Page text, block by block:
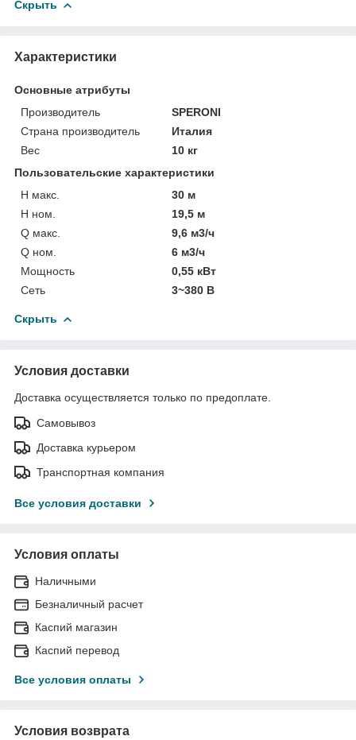
Скрыть
Характеристики
Основные атрибуты
Производитель
SPERONI
Страна производитель
Италия
Вес
10 кг
Пользовательские характеристики
H макс.
30 м
H ном.
19,5 м
Q макс.
9,6 м3/ч
Q ном.
6 м3/ч
Мощность
0,55 кВт
Сеть
3~380 В
Скрыть
Условия доставки
Доставка осуществляется только по предоплате.
Самовывоз
Доставка курьером
Транспортная компания
Все условия доставки
Условия оплаты
Наличными
Безналичный расчет
Каспий магазин
Каспий перевод
Все условия оплаты
Условия возврата